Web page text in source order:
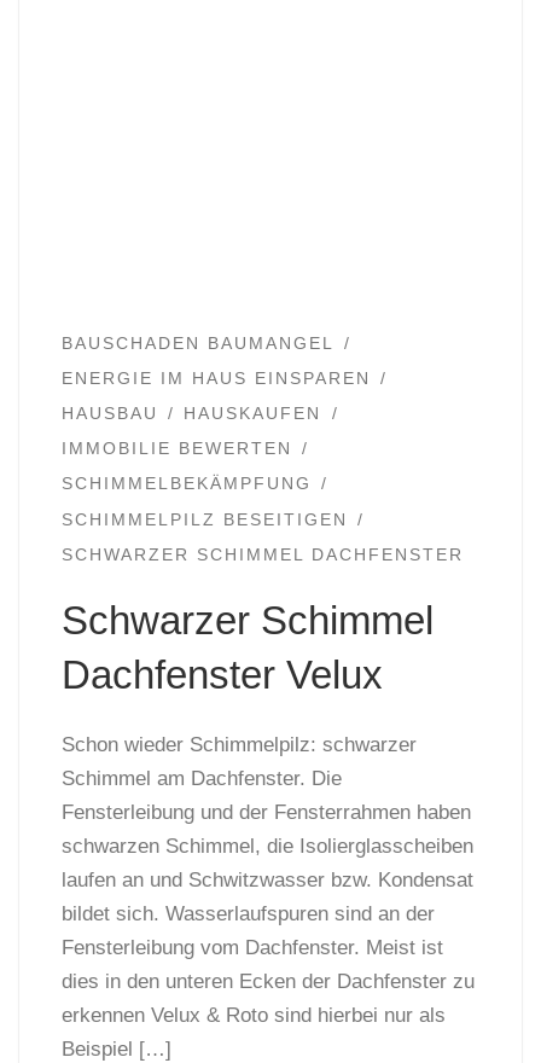
BAUSCHADEN BAUMANGEL
ENERGIE IM HAUS EINSPAREN
HAUSBAU
HAUSKAUFEN
IMMOBILIE BEWERTEN
SCHIMMELBEKÄMPFUNG
SCHIMMELPILZ BESEITIGEN
SCHWARZER SCHIMMEL DACHFENSTER
Schwarzer Schimmel
Dachfenster Velux
Schon wieder Schimmelpilz: schwarzer
Schimmel am Dachfenster. Die
Fensterleibung und der Fensterrahmen haben
schwarzen Schimmel, die Isolierglasscheiben
laufen an und Schwitzwasser bzw. Kondensat
bildet sich. Wasserlaufspuren sind an der
Fensterleibung vom Dachfenster. Meist ist
dies in den unteren Ecken der Dachfenster zu
erkennen Velux & Roto sind hierbei nur als
Beispiel […]